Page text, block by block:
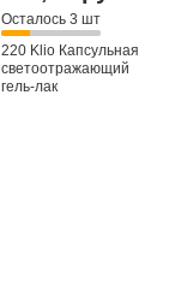
Осталось 3 шт
220 Klio Капсульная
светоотражающий
гель-лак